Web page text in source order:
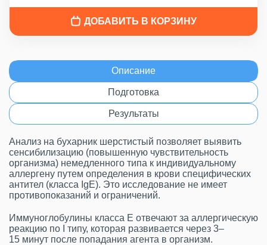
ДОБАВИТЬ В КОРЗИНУ
Описание
Подготовка
Результаты
Анализ на бухарник шерстистый позволяет выявить
сенсибилизацию (повышенную чувствительность
организма) немедленного типа к индивидуальному
аллергену путем определения в крови специфических
антител (класса IgE). Это исследование не имеет
противопоказаний и ограничений.
Иммуноглобулины класса Е отвечают за аллергическую
реакцию по I типу, которая развивается через 3–
15 минут после попадания агента в организм.